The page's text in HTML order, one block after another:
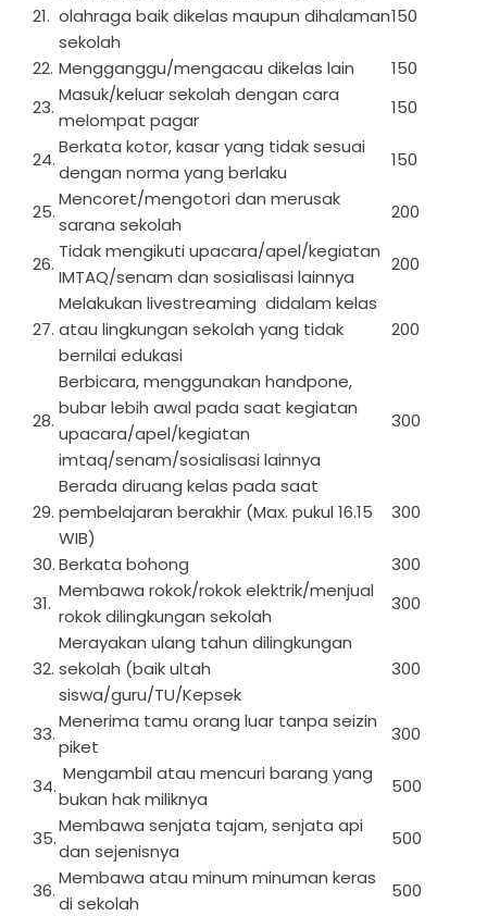
21. olahraga baik dikelas maupun dihalaman
sekolah
150
22. Mengganggu/mengacau dikelas lain
150
23.
Masuk/keluar sekolah dengan cara
melompat pagar
150
24.
Berkata kotor, kasar yang tidak sesuai
dengan norma yang berlaku
150
25.
Mencoret/mengotori dan merusak
sarana sekolah
200
26.
Tidak mengikuti upacara/apel/kegiatan
IMTAQ/senam dan sosialisasi lainnya
200
27.
Melakukan livestreaming didalam kelas
atau lingkungan sekolah yang tidak
bernilai edukasi
200
28.
Berbicara, menggunakan handpone,
bubar lebih awal pada saat kegiatan
upacara/apel/kegiatan
imtaq/senam/sosialisasi lainnya
300
29.
Berada diruang kelas pada saat
pembelajaran berakhir (Max. pukul 16.15
WIB)
300
30.Berkata bohong
300
31.
Membawa rokok/rokok elektrik/menjual
rokok dilingkungan sekolah
300
32.
Merayakan ulang tahun dilingkungan
sekolah (baik ultah
siswa/guru/TU/Kepsek
300
33.
Menerima tamu orang luar tanpa seizin
piket
300
34.
Mengambil atau mencuri barang yang
bukan hak miliknya
500
35.
Membawa senjata tajam, senjata api
dan sejenisnya
500
36.
Membawa atau minum minuman keras
di sekolah
500